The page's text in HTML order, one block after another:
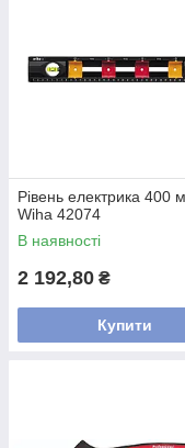
Рівень електрика 400
Wiha 42074
В наявності
2 192,80 ₴
Купити